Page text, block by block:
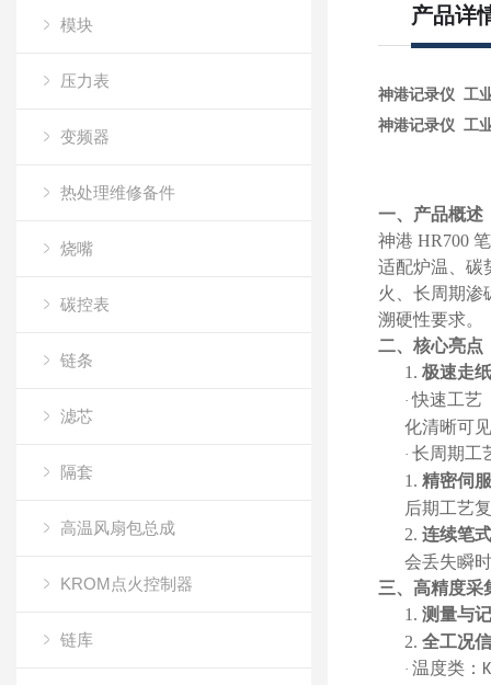
模块
压力表
变频器
热处理维修备件
烧嘴
碳控表
链条
滤芯
隔套
高温风扇包总成
KROM点火控制器
链库
产品详
神港记录仪 工
神港记录仪 工
一、产品概述
神港 HR700
适配炉温、碳
火、长周期渗
溯硬性要求。
二、核心亮点
1. 极速走
·快速工艺
化清晰可
· 长周期工
1. 精密伺
后期工艺
2. 连续笔
会丢失瞬
三、高精度采
1. 测量与
2. 全工况
· 温度类： K